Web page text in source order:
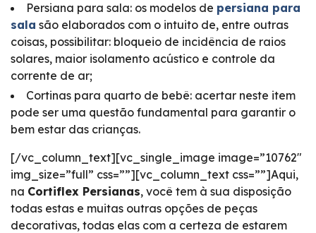
Persiana para sala: os modelos de persiana para
sala são elaborados com o intuito de, entre outras
coisas, possibilitar: bloqueio de incidência de raios
solares, maior isolamento acústico e controle da
corrente de ar;
Cortinas para quarto de bebê: acertar neste item
pode ser uma questão fundamental para garantir o
bem estar das crianças.
[/vc_column_text][vc_single_image image=”10762″
img_size=”full” css=””][vc_column_text css=””]Aqui,
na Cortiflex Persianas, você tem à sua disposição
todas estas e muitas outras opções de peças
decorativas, todas elas com a certeza de estarem